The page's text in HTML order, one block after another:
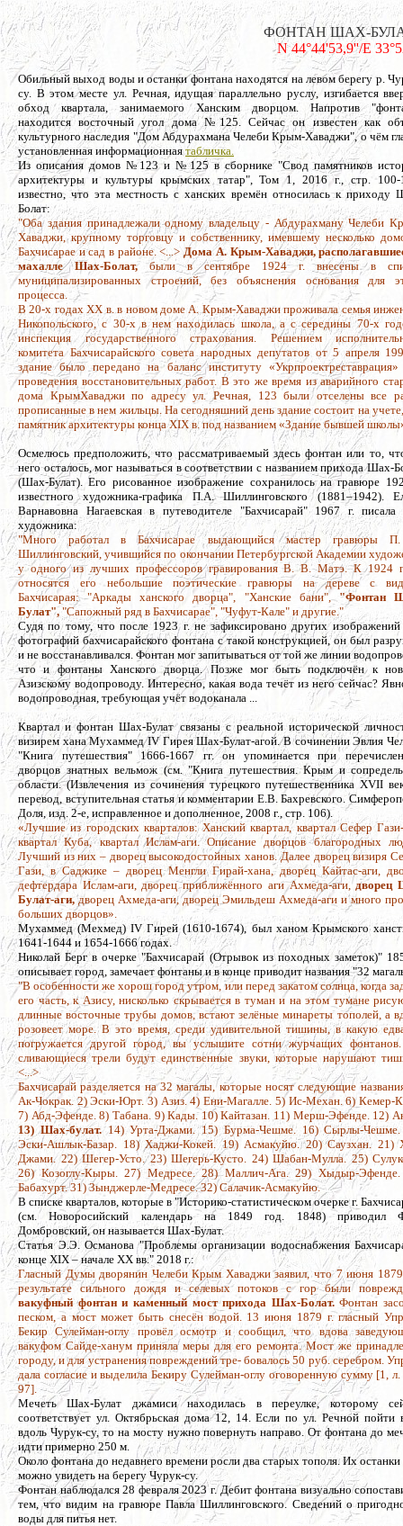
ФОНТАН ШАХ-БУЛАТ,
N 44°44'53,9''/E
Обильный выход воды и останки фонтана находятся на левом берегу р.
су. В этом месте ул. Речная, идущая параллельно руслу, изгибается
обход квартала, занимаемого Ханским дворцом. Напротив
находится восточный угол дома №125. Сейчас он известен как
культурного наследия "Дом Абдурахмана Челеби Крым-Хаваджи", о чём
установленная информационнаятабличка.
Из описания домов №123 и №125 в сборнике "Свод памятников
архитектуры и культуры крымских татар", Том 1, 2016 г., стр. 100-
известно, что эта местность с ханских времён относилась к приходу
Болат:
"Оба здания принадлежали одному владельцу - Абдурахману Челеби
Хаваджи, крупному торговцу и собственнику, имевшему несколько
Бахчисарае и сад в районе. <...>Дома А. Крым-Хаваджи,
махалле Шах-Болат,были в сентябре 1924 г. внесены в
муниципализированных строений, без объяснения основания для
процесса.
В 20-х годах ХХ в. в новом доме А. Крым-Хаваджи проживала семья
Никопольского, с 30-х в нем находилась школа, а с середины 70-х
инспекция государственного страхования. Решением
комитета Бахчисарайского совета народных депутатов от 5 апреля
здание было передано на баланс институту «Укрпроектреставрация»
проведения восстановительных работ. В это же время из аварийного
дома Крым­Хаваджи по адресу ул. Речная, 123 были отселены все
прописанные в нем жильцы. На сегодняшний день здание состоит на
памятник архитектуры конца XIX в. под названием «Здание бывшей
Осмелюсь предположить, что рассматриваемый здесь фонтан или то,
него осталось, мог называться в соответствии с названием прихода Шах-
(Шах-Булат). Его рисованное изображение сохранилось на гравюре
известного художника-графика П.А. Шиллинговского (1881–1942).
Варнавовна Нагаевская в путеводителе "Бахчисарай" 1967 г. писала
художника:
"Много работал в Бахчисарае выдающийся мастер гравюры
Шиллинговский, учившийся по окончании Петербургской Академии
у одного из лучших профессоров гравирования В. В. Матэ. К 1924
относятся его небольшие поэтические гравюры на дереве с
Бахчисарая: "Аркады ханского дворца", "Ханские бани", "Фонтан
Булат", "Сапожный ряд в Бахчисарае", "Чуфут-Кале" и другие."
Судя по тому, что после 1923 г. не зафиксировано других
фотографий бахчисарайского фонтана с такой конструкцией, он был
и не восстанавливался. Фонтан мог запитываться от той же линии
что и фонтаны Ханского дворца. Позже мог быть подключён к
Азизскому водопроводу. Интересно, какая вода течёт из него сейчас?
водопроводная, требующая учёт водоканала ...
Квартал и фонтан Шах-Булат связаны с реальной исторической
визирем хана Мухаммед IV Гирея Шах-Булат-агой. В сочинении Эвлия
"Книга путешествия" 1666-1667 гг. он упоминается при
дворцов знатных вельмож (см. "Книга путешествия. Крым и
области. (Извлечения из сочинения турецкого путешественника XVII
перевод, вступительная статья и комментарии Е.В. Бахревского.
Доля, изд. 2-е, исправленное и дополненное, 2008 г., стр. 106).
«Лучшие из городских кварталов: Ханский квартал, квартал Сефер
квартал Куба, квартал Ислам-аги. Описание дворцов благородных
Лучший из них – дворец высокодостойных ханов. Далее дворец визиря
Гази, в Саджике – дворец Менгли Гирай-хана, дворец Кайтас-аги,
дефтердара Ислам-аги, дворец приближённого аги Ахмеда-аги,дворец
Булат-аги,дворец Ахмеда-аги, дворец Эмильдеш Ахмеда-аги и много
больших дворцов».
Мухаммед (Мехмед) IV Гирей (1610-1674), был ханом Крымского
1641-1644 и 1654-1666 годах.
Николай Берг в очерке "Бахчисарай (Отрывок из походных заметок)"
описывает город, замечает фонтаны и в конце приводит названия "32
"В особенности же хорош город утром, или перед закатом солнца, когда
его часть, к Азису, нисколько скрывается в туман и на этом тумане
длинные восточные трубы домов, встают зелёные минареты тополей, а
розовеет море. В это время, среди удивительной тишины, в какую
погружается другой город, вы услышите сотни журчащих
сливающиеся трели будут единственные звуки, которые нарушают
<...>
Бахчисарай разделяется на 32 магалы, которые носят следующие
Ак-Чокрак. 2) Эски-Юрт. 3) Азиз. 4) Ени-Магалле. 5) Ис-Механ. 6) Кемер-
7) Абд-Эфенде. 8) Табана. 9) Кады. 10) Кайтазан. 11) Мерш-Эфенде. 12)
13) Шах-булат.14) Урта-Джами. 15) Бурма-Чешме. 16) Сырлы-
Эски-Ашлык-Базар. 18) Хаджи-Кокей. 19) Асмакуйю. 20) Саузхан. 21)
Джами. 22) Шегер-Усто. 23) Шегерь-Кусто. 24) Шабан-Мулла. 25)
26) Козоглу-Кыры. 27) Медресе. 28) Маллич-Ага. 29) Хыдыр-
Бабахурт. 31) Зынджерле-Медресе. 32) Салачик-Асмакуйю.
В списке кварталов, которые в "Историко-статистическом очерке г.
(см. Новоросийский календарь на 1849 год. 1848) приводил
Домбровский, он называется Шах-Булат.
Статья Э.Э. Османова "Проблемы организации водоснабжения
конце ХIХ – начале ХХ вв." 2018 г.:
Гласный Думы дворянин Челеби Крым Хаваджи заявил, что 7 июня 1879
результате сильного дождя и селевых потоков с гор были
вакуфный фонтан и каменный мост прихода Шах-Болат.Фонтан
песком, а мост может быть снесён водой. 13 июня 1879 г. гласный
Бекир Сулейман-оглу провёл осмотр и сообщил, что вдова
вакуфом Сайде-ханум приняла меры для его ремонта. Мост же
городу, и для устранения повреждений тре- бовалось 50 руб. серебром.
дала согласие и выделила Бекиру Сулейман-оглу оговоренную сумму [1,
97].
Мечеть Шах-Булат джамиси находилась в переулке, которому
соответствует ул. Октябрьская дома 12, 14. Если по ул. Речной пойти
вдоль Чурук-су, то на мосту нужно повернуть направо. От фонтана до
идти примерно 250 м.
Около фонтана до недавнего времени росли два старых тополя. Их
можно увидеть на берегу Чурук-су.
Фонтан наблюдался 28 февраля 2023 г. Дебит фонтана визуально
тем, что видим на гравюре Павла Шиллинговского. Сведений о
воды для питья нет.